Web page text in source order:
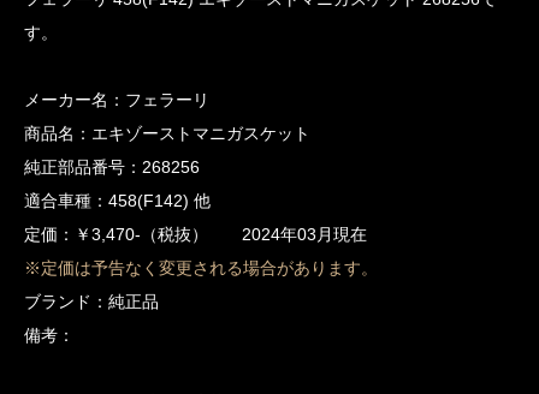
す。
メーカー名：フェラーリ
商品名：エキゾーストマニガスケット
純正部品番号：268256
適合車種：458(F142) 他
定価：￥3,470-（税抜） 2024年03月現在
※定価は予告なく変更される場合があります。
ブランド：純正品
備考：